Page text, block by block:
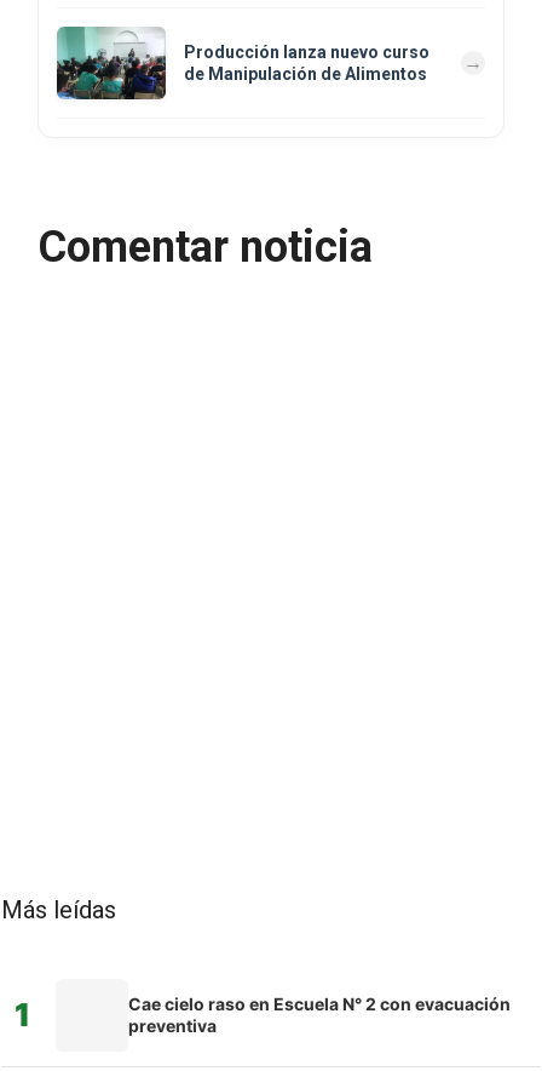
Producción lanza nuevo curso
de Manipulación de Alimentos
Comentar noticia
Más leídas
1
Cae cielo raso en Escuela N° 2 con evacuación
preventiva